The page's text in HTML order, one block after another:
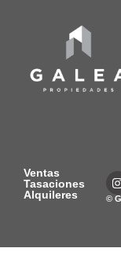
Ventas
Tasaciones
Alquileres
©